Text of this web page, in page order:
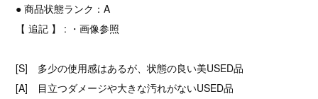
● 商品状態ランク：A
【 追記 】 : ・画像参照
[S] 多少の使用感はあるが、状態の良い美USED品
[A] 目立つダメージや大きな汚れがないUSED品